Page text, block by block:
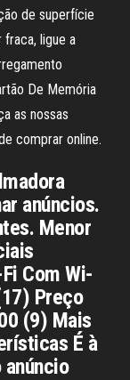
de superfície
fraca, ligue a
De Memória
as nossas
comprar online.
anúncios.
Menor
Com Wi-
Preço
(9) Mais
É à